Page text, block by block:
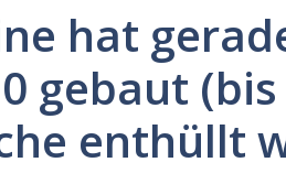
hat
gebaut
enthüllt